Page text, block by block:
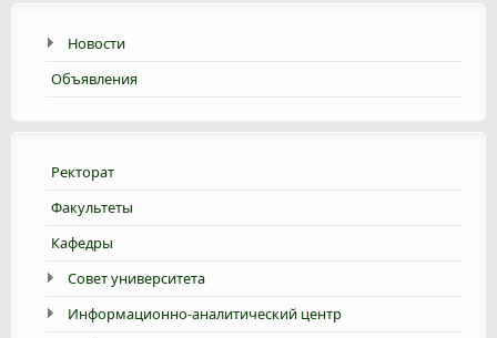
Новости
Объявления
Ректорат
Факультеты
Кафедры
Совет университета
Информационно-аналитический центр